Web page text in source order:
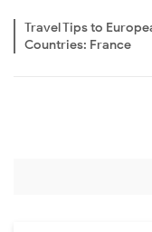
Travel Tips to
Countries: France